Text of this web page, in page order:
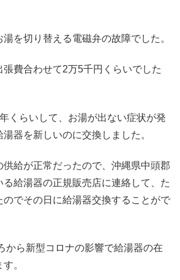
を切り替える電磁弁の故障でした。
費合わせて2万5千円くらいでした
くらいして、お湯が出ない症状が発
器を新しいのに交換しました。
供給が正常だったので、沖縄県中頭郡
給湯器の正規販売店に連絡して、た
のでその日に給湯器交換することがで
から新型コロナの影響で給湯器の在
。